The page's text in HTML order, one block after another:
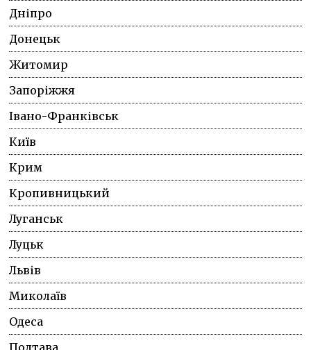
Дніпро
Донецьк
Житомир
Запоріжжя
Івано-Франківськ
Київ
Крим
Кропивницький
Луганськ
Луцьк
Львів
Миколаїв
Одеса
Полтава